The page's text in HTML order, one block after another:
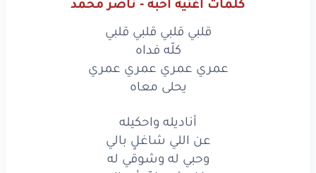
الليشاغلٍ
وحبي لهوشوقيله
شي غيّر أحوالي
أناديلهواحكيله
كلمات اغنية أحبه - ناصر محمد
قلبي قلبي قلبي قلبي
كلّه فداه
عمري عمري عمري عمري
يحلى معاه
أناديله واحكيله
عن اللي شاغلٍ بالي
وحبي له وشوقي له